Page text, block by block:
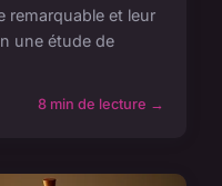
remarquable et leur
une étude de
8 min de lecture →